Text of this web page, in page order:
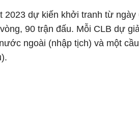
2023 dự kiến khởi tranh từ ngày
90 trận đấu. Mỗi CLB dự
ngoài (nhập tịch) và một